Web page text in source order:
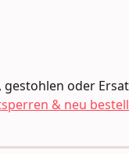
oder
& neu